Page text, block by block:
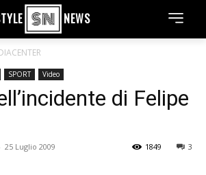
NEWS
SPORT Video
di Felipe
25 Luglio 2009 3
1849